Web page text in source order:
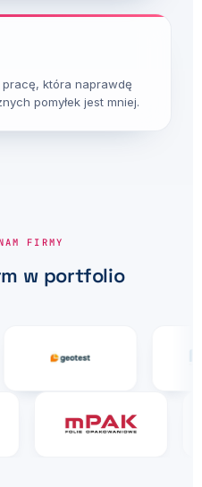
która naprawdę
pomyłek jest mniej.
FIRMY
w portfolio